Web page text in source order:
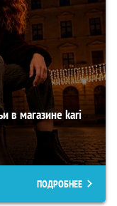
в магазине kari
ПОДРОБНЕЕ